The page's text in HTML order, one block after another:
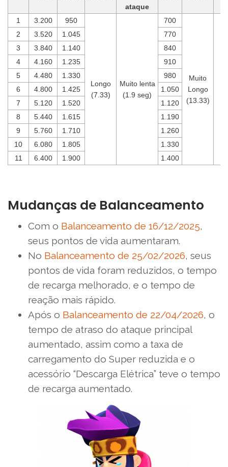
ataque
1 3.200 950
Longo
(7.33)
Muito lenta
(1.9 seg)
700
Muito
Longo
(13.33)
2 3.520 1.045
770
3
3.840 1.140
840
4
4.160 1.235
910
5
4.480 1.330
980
6
4.800 1.425
1.050
7
5.120 1.520
1.120
8
5.440 1.615
1.190
9
5.760 1.710
1.260
10
6.080 1.805
1.330
11
6.400 1.900 1.400
Mudanças de Balanceamento
Com o Balanceamento de 16/12/2025,
seus pontos de vida aumentaram.
No Balanceamento de 25/02/2026, seus
pontos de vida foram reduzidos, o tempo
de recarga melhorado, e o tempo de
reação mais rápido.
Após o Balanceamento de 22/04/2026, o
tempo de atraso do ataque principal
aumentado, assim como a taxa de
carregamento do Super reduzida e o
acessório “Descarga Elétrica” teve o tempo
de recarga aumentado.